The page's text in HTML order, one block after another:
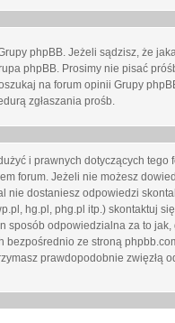
phpBB. Jeżeli sądzisz, że
phpBB. Prosimy nie pisać
na forum opinii Grupy
zgłaszania prośb.
i prawnych dotyczących tego
forum. Jeżeli nie możesz
nie dostaniesz odpowiedzi
hg.pl, phg.pl itp.) skontaktuj
sposób odpowiedzialna za to
ze stroną
prawdopodobnie zwięzłą